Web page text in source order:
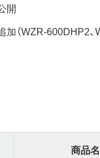
開
（WZR-600DHP2、
商品名